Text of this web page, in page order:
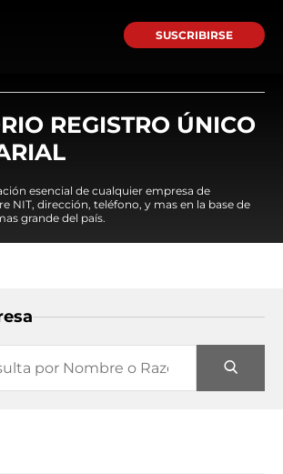
SUSCRIBIRSE
REGISTRO ÚNICO
esencial de cualquier empresa de
NIT, dirección, teléfono, y mas en la base de
grande del país.